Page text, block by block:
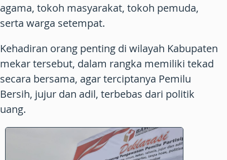
agama, tokoh masyarakat, tokoh pemuda,
serta warga setempat.
Kehadiran orang penting di wilayah Kabupaten
mekar tersebut, dalam rangka memiliki tekad
secara bersama, agar terciptanya Pemilu
Bersih, jujur dan adil, terbebas dari politik
uang.